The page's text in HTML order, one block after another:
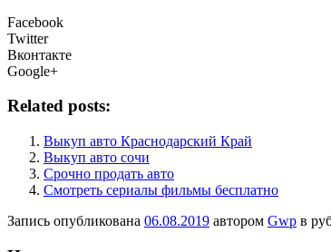
Facebook
Twitter
Вконтакте
Google+
Related posts:
Выкуп авто Краснодарский Край
Выкуп авто сочи
Срочно продать авто
Смотреть сериалы фильмы бесплатно
Запись опубликована 06.08.2019 автором Gwp в